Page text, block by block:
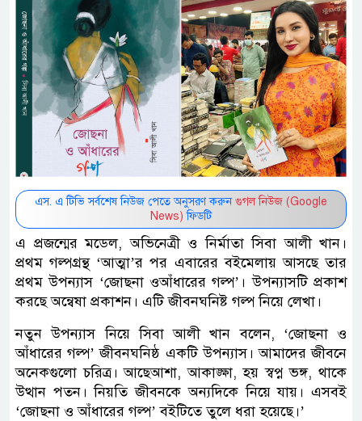
এস. এ টিভি সর্বশেষ নিউজ পেতে অনুসরণ করুন গুগল নিউজ (Google
News) ফিডটি
এ প্রজন্মের মডেল,অভিনেত্রী ও নির্মাতা সিবা আলী খান।
প্রথম গল্পগ্রন্থ‘আত্মা’র পর এবারের বইমেলায় আসছে তার
প্রথম উপন্যাস‘জোছনা ওআঁধারের গল্প’ । উপন্যাসটি প্রকাশ
করছে অন্বেষা প্রকাশন। এটি জীবনঘনিষ্ট গল্প নিয়ে লেখা।
নতুন উপন্যাস নিয়ে সিবা আলী খান বলেন, ‘জোছনা ও
আঁধারের গল্প’জীবনঘনিষ্ঠ একটি উপন্যাস। আমাদের জীবনে
অনেকগুলো চরিত্র। আছেআশা,আকাঙ্ক্ষা,হয় স্বপ্ন ভঙ্গ,থাকে
উত্থান পতন। নিয়তি জীবনকে অন্যদিকে নিয়ে যায়। এসবই
‘জোছনা ও আঁধারের গল্প’বইটিতে তুলে ধরা হয়েছে।’